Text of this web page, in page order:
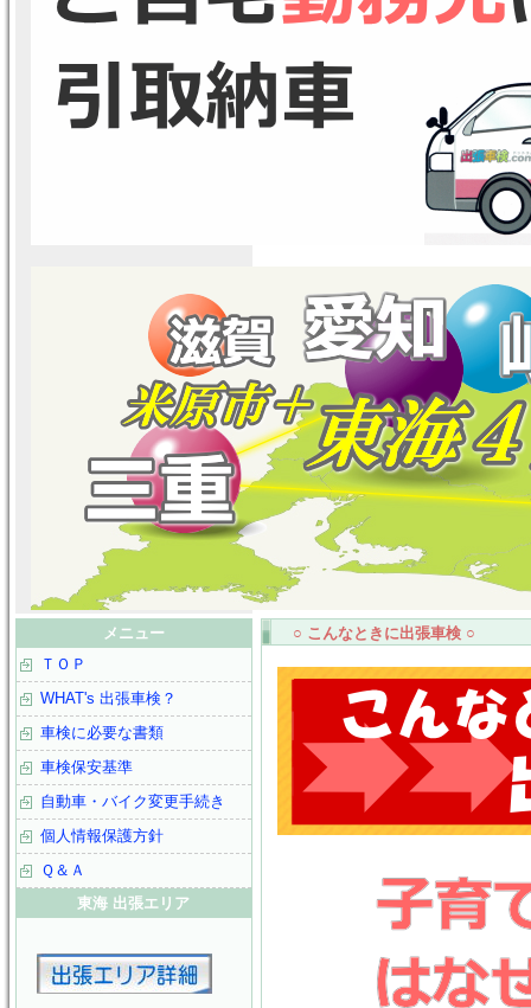
○ こんなときに出張車検 ○
メニュー
ＴＯＰ
WHAT's 出張車検？
車検に必要な書類
車検保安基準
自動車・バイク変更手続き
個人情報保護方針
Ｑ＆Ａ
東海 出張エリア